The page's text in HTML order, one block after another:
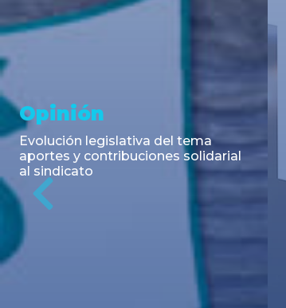
Asesoramiento y
Transacciones
Co-Emisión de Obligaciones
Negociables por US$400.000.000
de Petroquímica Comodoro
Rivadavia S.A. y Luz de Tres Picos
Previous